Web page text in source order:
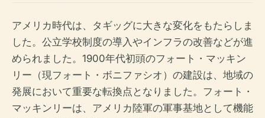
アメリカ時代は、タギッグに大きな変化をもたらしま
した。公立学校制度の導入やインフラの改善などが進
められました。1900年代初頭のフォート・マッキン
リー（現フォート・ボニファシオ）の建設は、地域の
発展において重要な転換点となりました。フォート・
マッキンリーは、アメリカ陸軍の軍事基地として機能